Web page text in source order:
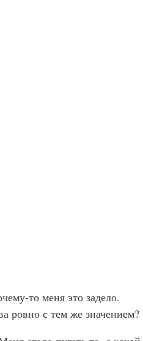
то меня это задело.
ровно с тем же значением?